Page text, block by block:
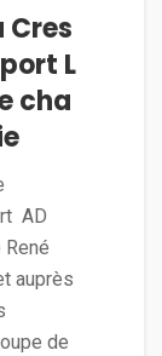
Cres
L
cha
AD
auprès
de